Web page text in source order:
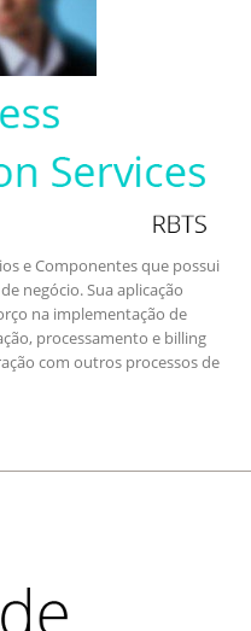
e Componentes que possui
negócio. Sua aplicação
na implementação de
processamento e billing
com outros processos de